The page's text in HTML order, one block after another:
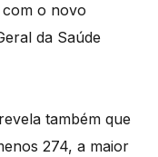
com o novo
da Saúde
também que
274, a maior